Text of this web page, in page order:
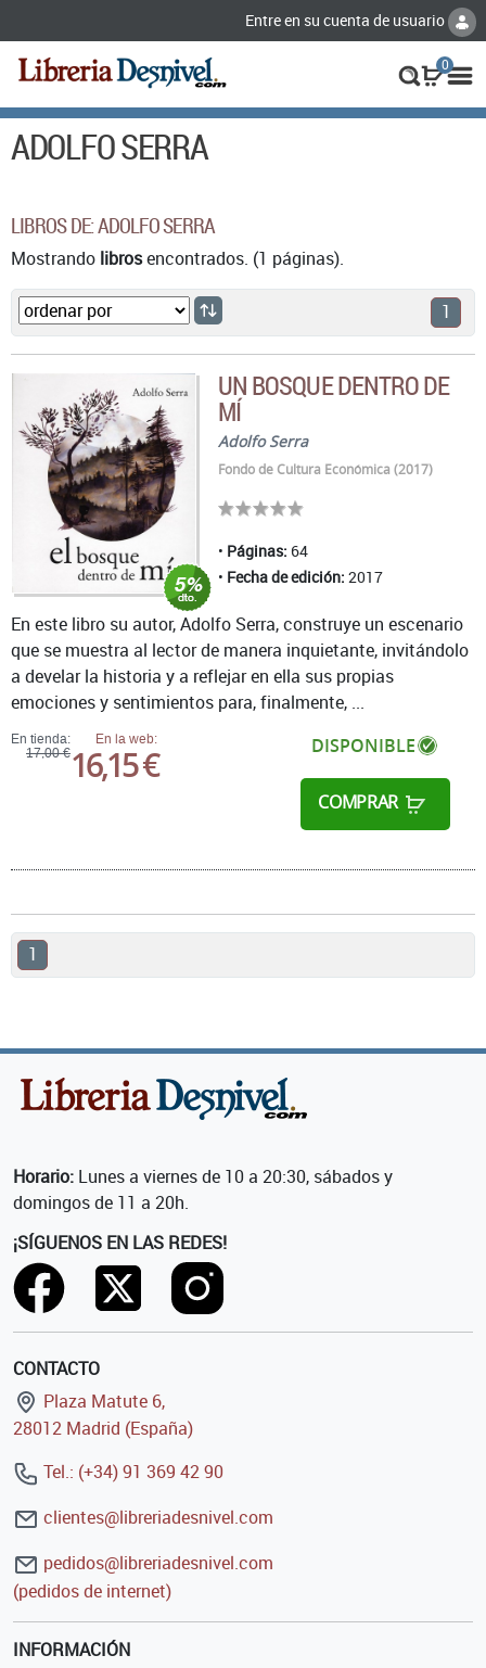
Entre en su cuenta de usuario
0
ADOLFO SERRA
LIBROS DE: ADOLFO SERRA
Mostrando librosencontrados. (1 páginas).
1
UN BOSQUE DENTRO DE
MÍ
Adolfo Serra
Fondo de Cultura Económica (2017)
Páginas: 64
Fecha de edición: 2017
En tienda:
17,00 €
En la web:
16,15 € DISPONIBLE
COMPRAR
En este libro su autor, Adolfo Serra, construye un escenario
que se muestra al lector de manera inquietante, invitándolo
a develar la historia y a reflejar en ella sus propias
emociones y sentimientos para, finalmente, ...
1
Horario: Lunes a viernes de 10 a 20:30, sábados y
domingos de 11 a 20h.
¡SÍGUENOS EN LAS REDES!
CONTACTO
Plaza Matute 6,
28012 Madrid (España)
Tel.: (+34) 91 369 42 90
clientes@libreriadesnivel.com
pedidos@libreriadesnivel.com
(pedidos de internet)
INFORMACIÓN